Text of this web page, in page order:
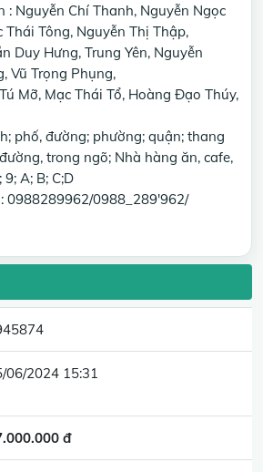
: Nguyễn Chí Thanh, Nguyễn Ngọc
Thái Tông, Nguyễn Thị Thập,
Duy Hưng, Trung Yên, Nguyễn
Vũ Trọng Phụng,
Mỡ, Mạc Thái Tổ, Hoàng Đạo Thúy,
phố, đường; phường; quận; thang
trong ngõ; Nhà hàng ăn, cafe,
9; A; B; C;D
0988289962/0988_289'962/
06/2024 15:31
đ